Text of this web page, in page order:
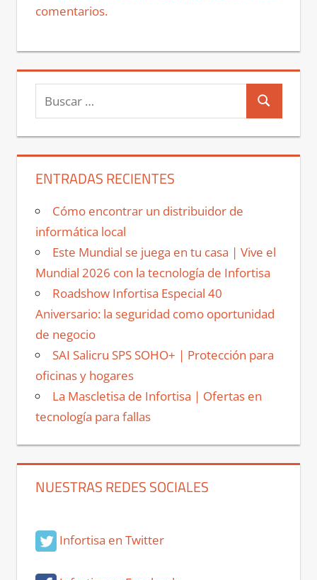
comentarios.
Buscar:
Buscar
ENTRADAS RECIENTES
Cómo encontrar un distribuidor de
informática local
Este Mundial se juega en tu casa | Vive el
Mundial 2026 con la tecnología de Infortisa
Roadshow Infortisa Especial 40
Aniversario: la seguridad como oportunidad
de negocio
SAI Salicru SPS SOHO+ | Protección para
oficinas y hogares
La Mascletisa de Infortisa | Ofertas en
tecnología para fallas
NUESTRAS REDES SOCIALES
Infortisa en Twitter